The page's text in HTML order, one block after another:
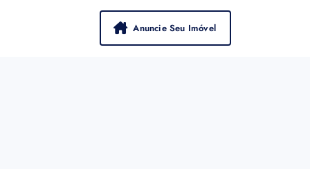
Anuncie Seu Imóvel